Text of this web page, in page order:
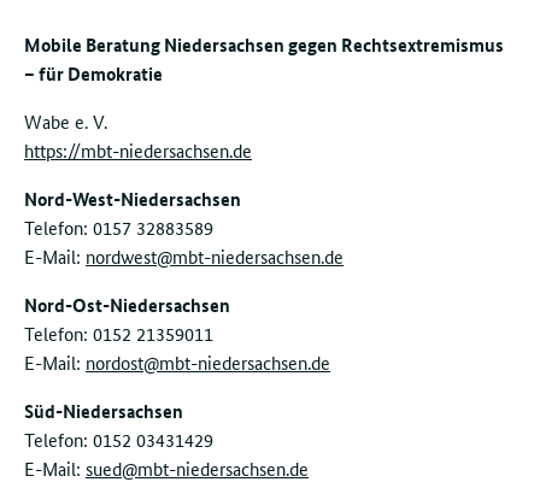
Mobile Beratung Niedersachsen gegen Rechtsextremismus
– für Demokratie
Wabe e. V.
https://mbt-niedersachsen.de
Nord-West-Niedersachsen
Telefon: 0157 32883589
E-Mail: nordwest@mbt-niedersachsen.de
Nord-Ost-Niedersachsen
Telefon: 0152 21359011
E-Mail: nordost@mbt-niedersachsen.de
Süd-Niedersachsen
Telefon: 0152 03431429
E-Mail: sued@mbt-niedersachsen.de